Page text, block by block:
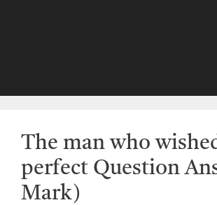
The man who
perfect Question
Mark)